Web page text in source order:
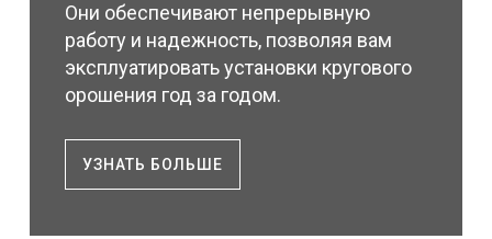
Они обеспечивают непрерывную
работу и надежность, позволяя вам
эксплуатировать установки кругового
орошения год за годом.
УЗНАТЬ БОЛЬШЕ